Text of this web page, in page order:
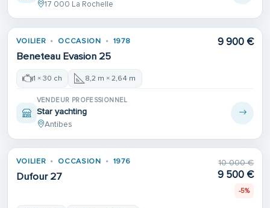
17 000 La Rochelle
VOILIER OCCASION 1978
Beneteau Evasion 25
9 900 €
1 × 30 ch 8,2 m × 2,64 m
VENDEUR PROFESSIONNEL
Star yachting
Antibes
VOILIER OCCASION 1976
Dufour 27
10 000 €
9 500 €
-5%